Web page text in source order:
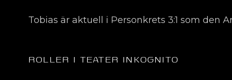
Tobias är aktuell i Personkrets 3:1 som den
ROLLER I TEATER INKOGNITO